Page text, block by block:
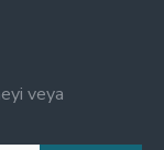
veya